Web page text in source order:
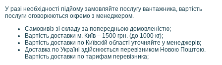
a
У разі необхідності підйому замовляйте послугу вантажника, вартість
послуги оговорюються окремо з менеджером.
Самовивіз зі складу за попередньою домовленістю;
Вартість доставки м. Київ – 1500 грн. (до 1000 кг);
Вартість доставки по Київскій області уточняйте у менеджерів;
Доставка по Україні здійснюється перевізником Новою Поштою.
Вартість доставки по тарифам перевізника;